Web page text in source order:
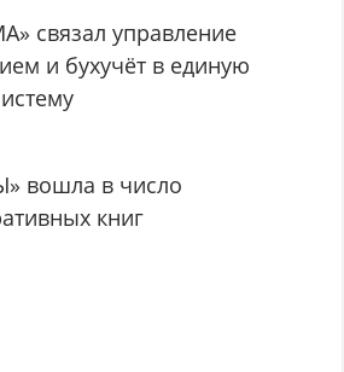
связал управление
и бухучёт в единую
вошла в число
книг